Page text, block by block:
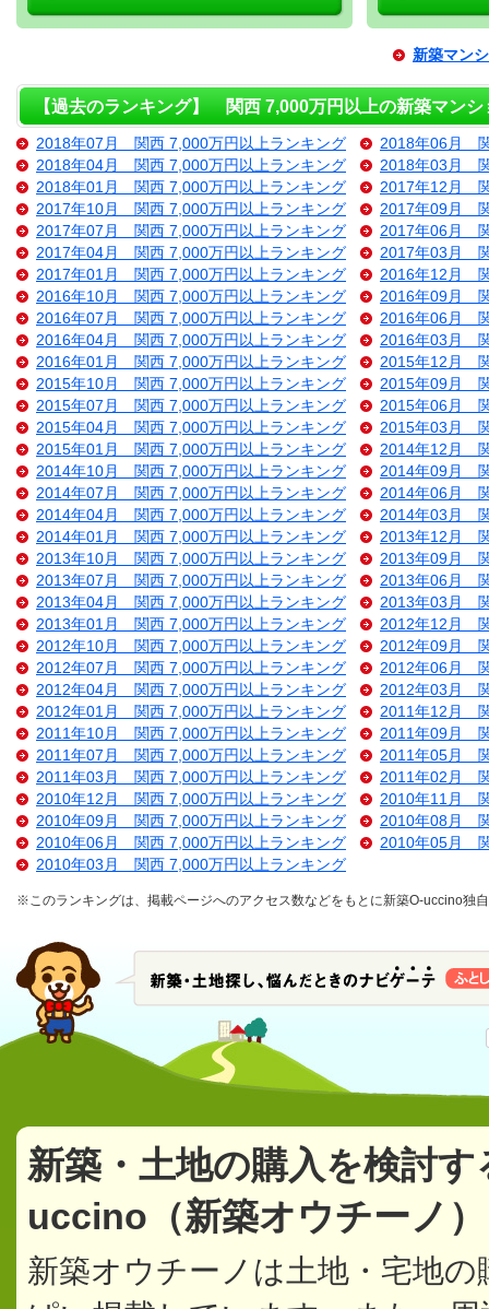
新築マン
【過去のランキング】 関西 7,000万円以上の新築マンシ
2018年07月 関西 7,000万円以上ランキング
2018年06月
2018年04月 関西 7,000万円以上ランキング
2018年03月
2018年01月 関西 7,000万円以上ランキング
2017年12月
2017年10月 関西 7,000万円以上ランキング
2017年09月
2017年07月 関西 7,000万円以上ランキング
2017年06月
2017年04月 関西 7,000万円以上ランキング
2017年03月
2017年01月 関西 7,000万円以上ランキング
2016年12月
2016年10月 関西 7,000万円以上ランキング
2016年09月
2016年07月 関西 7,000万円以上ランキング
2016年06月
2016年04月 関西 7,000万円以上ランキング
2016年03月
2016年01月 関西 7,000万円以上ランキング
2015年12月
2015年10月 関西 7,000万円以上ランキング
2015年09月
2015年07月 関西 7,000万円以上ランキング
2015年06月
2015年04月 関西 7,000万円以上ランキング
2015年03月
2015年01月 関西 7,000万円以上ランキング
2014年12月
2014年10月 関西 7,000万円以上ランキング
2014年09月
2014年07月 関西 7,000万円以上ランキング
2014年06月
2014年04月 関西 7,000万円以上ランキング
2014年03月
2014年01月 関西 7,000万円以上ランキング
2013年12月
2013年10月 関西 7,000万円以上ランキング
2013年09月
2013年07月 関西 7,000万円以上ランキング
2013年06月
2013年04月 関西 7,000万円以上ランキング
2013年03月
2013年01月 関西 7,000万円以上ランキング
2012年12月
2012年10月 関西 7,000万円以上ランキング
2012年09月
2012年07月 関西 7,000万円以上ランキング
2012年06月
2012年04月 関西 7,000万円以上ランキング
2012年03月
2012年01月 関西 7,000万円以上ランキング
2011年12月
2011年10月 関西 7,000万円以上ランキング
2011年09月
2011年07月 関西 7,000万円以上ランキング
2011年05月
2011年03月 関西 7,000万円以上ランキング
2011年02月
2010年12月 関西 7,000万円以上ランキング
2010年11月
2010年09月 関西 7,000万円以上ランキング
2010年08月
2010年06月 関西 7,000万円以上ランキング
2010年05月
2010年03月 関西 7,000万円以上ランキング
※このランキングは、掲載ページへのアクセス数などをもとに新築O-uccino独
新築・土地の購入を検討
uccino（新築オウチーノ
新築オウチーノは土地・宅地